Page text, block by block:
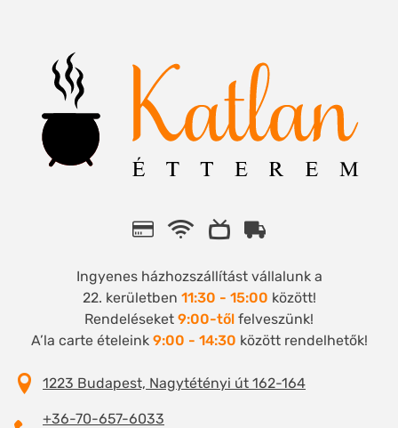
1223 Budapest, Nagytétényi út 162-164
+36-70-657-6033
Ingyenes házhozszállítást vállalunk a
22. kerületben 11:30 - 15:00 között!
Rendeléseket 9:00-től felveszünk!
A’la carte ételeink 9:00 - 14:30 között rendelhetők!